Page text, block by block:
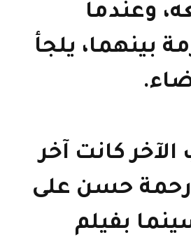
وعندما
بينهما، يلجأ
الآخر كانت آخر
حسن على
بفيلم